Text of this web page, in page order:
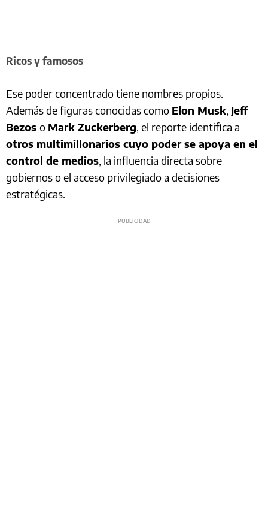
Ricos y famosos
Ese poder concentrado tiene nombres propios.
Además de figuras conocidas como Elon Musk, Jeff
Bezos o Mark Zuckerberg, el reporte identifica a
otros multimillonarios cuyo poder se apoya en el
control de medios, la influencia directa sobre
gobiernos o el acceso privilegiado a decisiones
estratégicas.